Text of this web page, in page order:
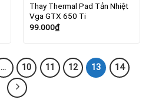
Thay Thermal Pad Tản Nhiệt
Vga GTX 650 Ti
99.000₫
… 10 11 12 13 14